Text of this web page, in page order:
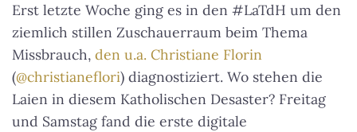
Erst letzte Woche ging es in den #LaTdH um den
ziemlich stillen Zuschauerraum beim Thema
Missbrauch, den u.a. Christiane Florin
(@christianeflori) diagnostiziert. Wo stehen die
Laien in diesem Katholischen Desaster? Freitag
und Samstag fand die erste digitale